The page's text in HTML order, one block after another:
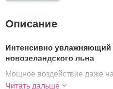
Описание
Интенсивно увлажняющий
новозеландского льна
Мощное воздействие даже
огрубевшую кожу
Читать дальше